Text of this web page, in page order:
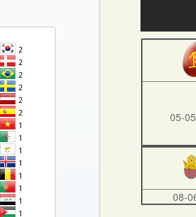
05-
08-